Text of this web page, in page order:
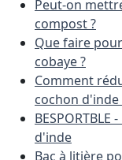
Peut-on
compost ?
Que faire
cobaye ?
Comment
cochon
d'inde
Bac à litière